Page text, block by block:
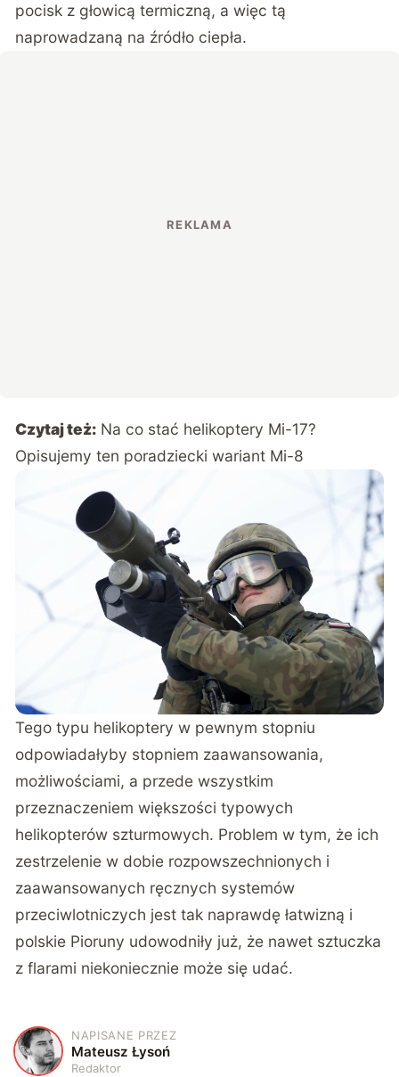
pocisk z głowicą termiczną, a więc tą
naprowadzaną na źródło ciepła.
Czytaj też: Na co stać helikoptery Mi-17?
Opisujemy ten poradziecki wariant Mi-8
Tego typu helikoptery w pewnym stopniu
odpowiadałyby stopniem zaawansowania,
możliwościami, a przede wszystkim
przeznaczeniem większości typowych
helikopterów szturmowych. Problem w tym, że ich
zestrzelenie w dobie rozpowszechnionych i
zaawansowanych ręcznych systemów
przeciwlotniczych jest tak naprawdę łatwizną i
polskie Pioruny udowodniły już, że nawet sztuczka
z flarami niekoniecznie może się udać.
M
NAPISANE PRZEZ
Mateusz Łysoń
Redaktor